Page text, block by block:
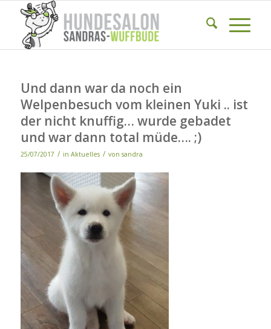
Und dann war da noch ein
Welpenbesuch vom kleinen Yuki .. ist
der nicht knuffig… wurde gebadet
und war dann total müde…. ;)
25/07/2017 / in Aktuelles / von sandra